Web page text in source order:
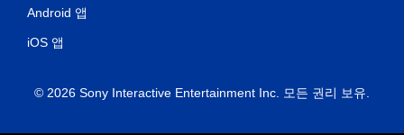
Android 앱
iOS 앱
© 2026 Sony Interactive Entertainment Inc. 모든 권리 보유.